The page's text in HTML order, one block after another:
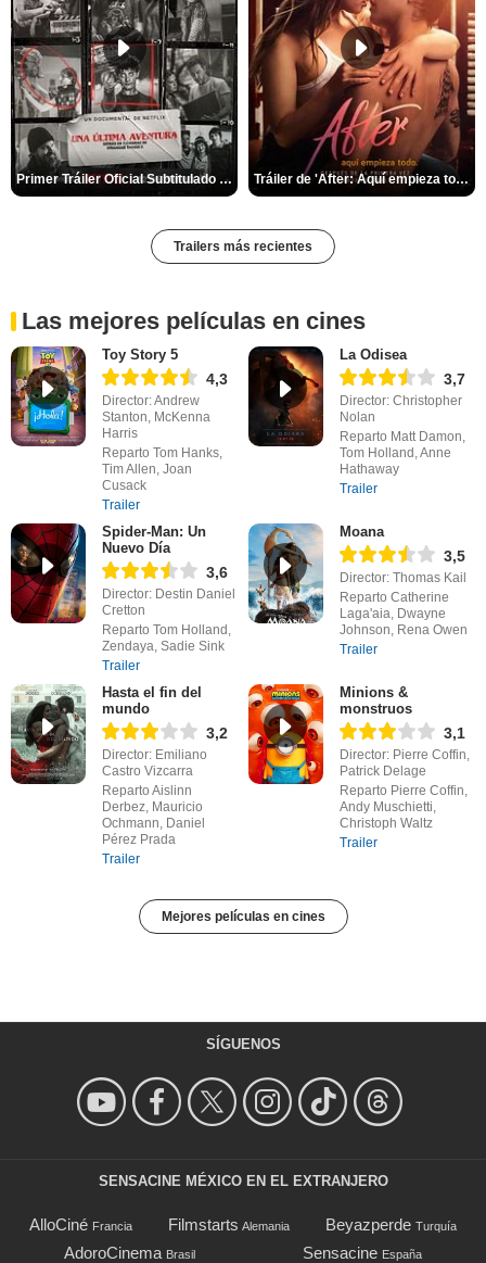
Primer Tráiler Oficial Subtitulado de 'Una última aventura: Detrás de cámaras de Stranger Things 5' Tráiler de 'After: Aquí empieza todo'
Trailers más recientes
Las mejores películas en cines
Toy Story 5
4,3
Director: Andrew
Stanton, McKenna
Harris
Reparto Tom Hanks,
Tim Allen, Joan
Cusack
Trailer
La Odisea
3,7
Director: Christopher
Nolan
Reparto Matt Damon,
Tom Holland, Anne
Hathaway
Trailer
Spider-Man: Un
Nuevo Día
3,6
Director: Destin Daniel
Cretton
Reparto Tom Holland,
Zendaya, Sadie Sink
Trailer
Moana
3,5
Director: Thomas Kail
Reparto Catherine
Laga'aia, Dwayne
Johnson, Rena Owen
Trailer
Hasta el fin del
mundo
3,2
Director: Emiliano
Castro Vizcarra
Reparto Aislinn
Derbez, Mauricio
Ochmann, Daniel
Pérez Prada
Trailer
Minions &
monstruos
3,1
Director: Pierre Coffin,
Patrick Delage
Reparto Pierre Coffin,
Andy Muschietti,
Christoph Waltz
Trailer
Mejores películas en cines
SÍGUENOS
SENSACINE MÉXICO EN EL EXTRANJERO
AlloCiné Francia Filmstarts Alemania Beyazperde Turquía
AdoroCinema Brasil Sensacine España